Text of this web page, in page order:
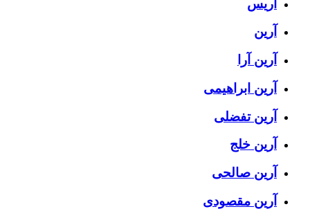
آریس
آرین
آرین آرا
آرین ابراهیمی
آرین تفضلی
آرین خلج
آرین صالحی
آرین مقصودی